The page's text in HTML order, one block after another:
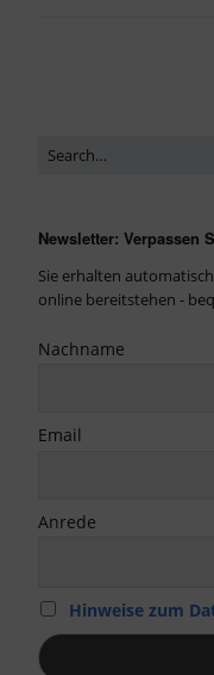
Newsletter: Verpassen
Sie erhalten
online bereitstehen -
Nachname
Email
Anrede
Hinweise zum